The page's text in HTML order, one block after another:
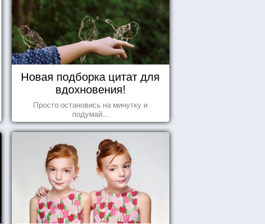
Новая подборка цитат для
вдохновения!
Просто остановись на минутку и
подумай...